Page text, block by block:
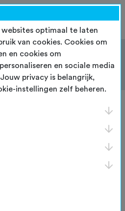
en
redenen medicijnen
in het buitenland wordt
websites optimaal te laten
van cookies. Cookies om
en cookies om
en sociale media
privacy is belangrijk,
instellingen zelf beheren.